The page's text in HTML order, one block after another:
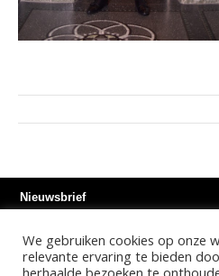
Nieuwsbrief
Instagram Facebook Youtube
We gebruiken cookies op onze
relevante ervaring te bieden
herhaalde bezoeken te